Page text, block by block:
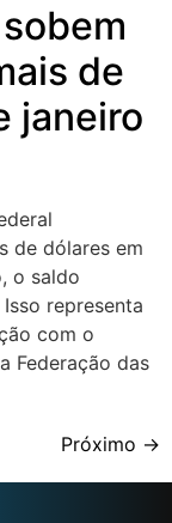
de
janeiro
de dólares em
o saldo
representa
com o
Federação das
Próximo →